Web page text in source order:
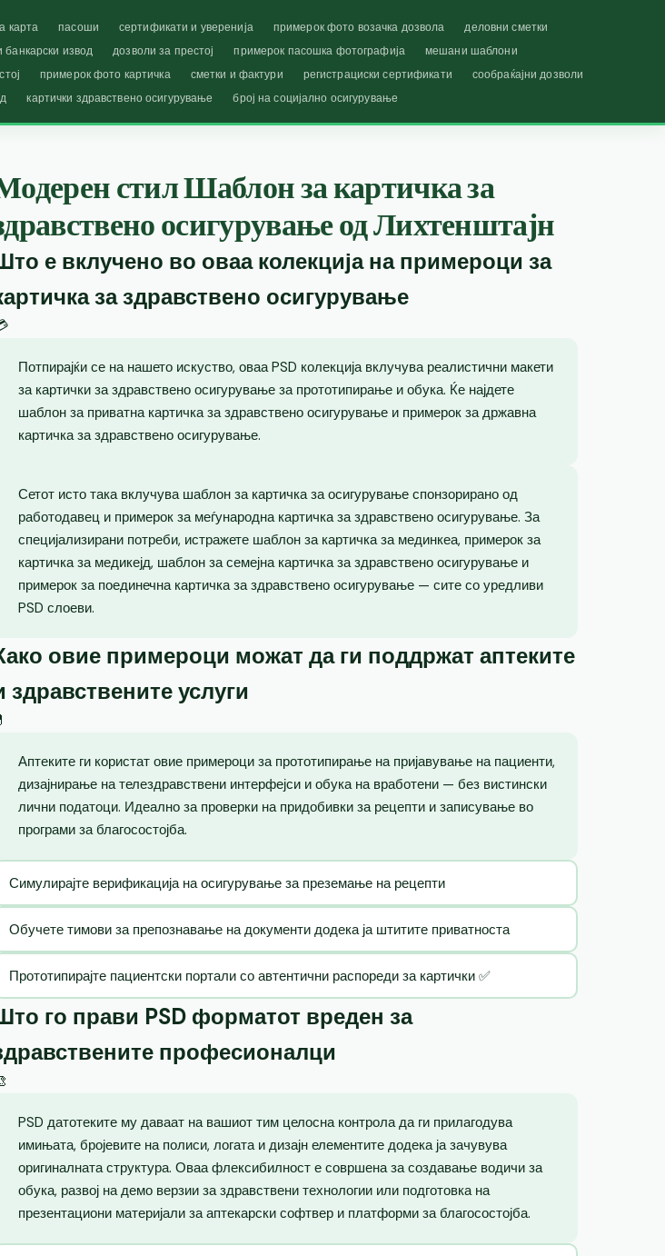
карта пасоши сертификати и уверенија примерок фото возачка дозвола
деловни сметки
банкарски извод дозволи за престој примерок пасошка фотографија
мешани шаблони
примерок фото картичка сметки и фактури регистрациски сертификати
сообраќајни дозволи
картички здравствено осигурување број на социјално осигурување
стил Шаблон за картичка за
осигурување од Лихтенштајн
е вклучено во оваа колекција на примероци за
за здравствено осигурување
Потпирајќи се на нашето искуство, оваа PSD колекција вклучува реалистични макети
за картички за здравствено осигурување за прототипирање и обука. Ќе најдете
шаблон за приватна картичка за здравствено осигурување и примерок за државна
картичка за здравствено осигурување.
Сетот исто така вклучува шаблон за картичка за осигурување спонзорирано од
работодавец и примерок за меѓународна картичка за здравствено осигурување. За
специјализирани потреби, истражете шаблон за картичка за мединкеа, примерок за
картичка за медикејд, шаблон за семејна картичка за здравствено осигурување и
примерок за поединечна картичка за здравствено осигурување — сите со уредливи
PSD слоеви.
овие примероци можат да ги поддржат аптеките
здравствените услуги
Аптеките ги користат овие примероци за прототипирање на пријавување на пациенти,
дизајнирање на телездравствени интерфејси и обука на вработени — без вистински
лични податоци. Идеално за проверки на придобивки за рецепти и записување во
програми за благосостојба.
Симулирајте верификација на осигурување за преземање на рецепти
Обучете тимови за препознавање на документи додека ја штитите приватноста
Прототипирајте пациентски портали со автентични распореди за картички ✅
го прави PSD форматот вреден за
професионалци
PSD датотеките му даваат на вашиот тим целосна контрола да ги прилагодува
имињата, бројевите на полиси, логата и дизајн елементите додека ја зачувува
оригиналната структура. Оваа флексибилност е совршена за создавање водичи за
обука, развој на демо верзии за здравствени технологии или подготовка на
презентациони материјали за аптекарски софтвер и платформи за благосостојба.